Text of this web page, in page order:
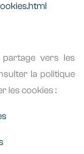
vers les
la politique
les cookies :